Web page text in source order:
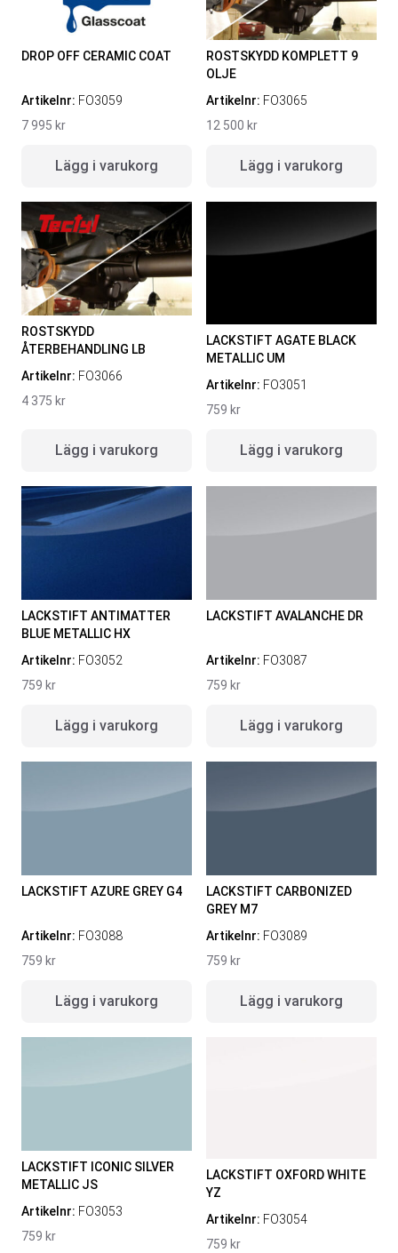
DROP OFF CERAMIC COAT
Artikelnr: FO3059
7 995 kr
Lägg i varukorg
ROSTSKYDD KOMPLETT 9
OLJE
Artikelnr: FO3065
12 500 kr
Lägg i varukorg
ROSTSKYDD
ÅTERBEHANDLING LB
Artikelnr: FO3066
4 375 kr
Lägg i varukorg
LACKSTIFT AGATE BLACK
METALLIC UM
Artikelnr: FO3051
759 kr
Lägg i varukorg
LACKSTIFT ANTIMATTER
BLUE METALLIC HX
Artikelnr: FO3052
759 kr
Lägg i varukorg
LACKSTIFT AVALANCHE DR
Artikelnr: FO3087
759 kr
Lägg i varukorg
LACKSTIFT AZURE GREY G4
Artikelnr: FO3088
759 kr
Lägg i varukorg
LACKSTIFT CARBONIZED
GREY M7
Artikelnr: FO3089
759 kr
Lägg i varukorg
LACKSTIFT ICONIC SILVER
METALLIC JS
Artikelnr: FO3053
759 kr
LACKSTIFT OXFORD WHITE
YZ
Artikelnr: FO3054
759 kr